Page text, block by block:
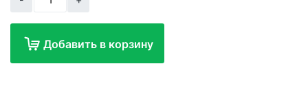
Добавить в корзину